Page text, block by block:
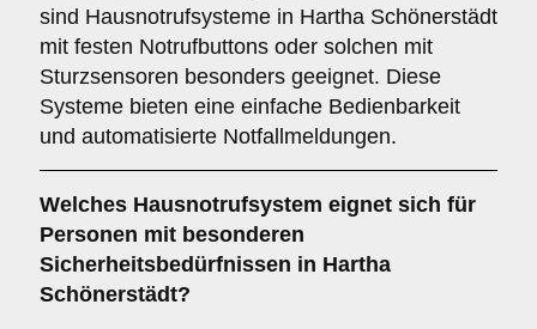
sind Hausnotrufsysteme in Hartha Schönerstädt
mit festen Notrufbuttons oder solchen mit
Sturzsensoren besonders geeignet. Diese
Systeme bieten eine einfache Bedienbarkeit
und automatisierte Notfallmeldungen.
Welches Hausnotrufsystem eignet sich für
Personen mit besonderen
Sicherheitsbedürfnissen in Hartha
Schönerstädt?